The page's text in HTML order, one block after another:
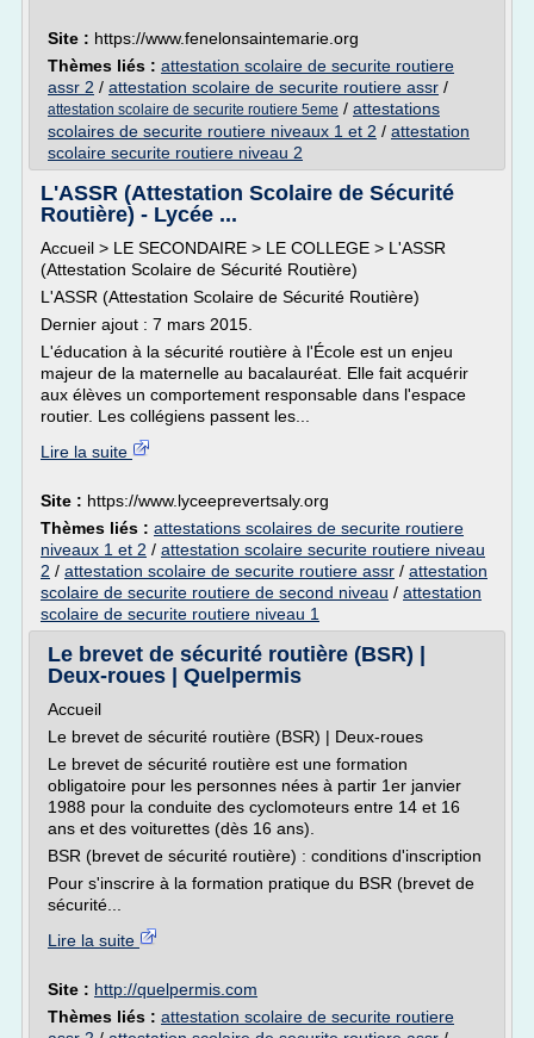
Site : https://www.fenelonsaintemarie.org
Thèmes liés : attestation scolaire de securite routiere
assr 2 / attestation scolaire de securite routiere assr /
attestation scolaire de securite routiere 5eme / attestations
scolaires de securite routiere niveaux 1 et 2 / attestation
scolaire securite routiere niveau 2
L'ASSR (Attestation Scolaire de Sécurité
Routière) - Lycée ...
Accueil > LE SECONDAIRE > LE COLLEGE > L'ASSR
(Attestation Scolaire de Sécurité Routière)
L'ASSR (Attestation Scolaire de Sécurité Routière)
Dernier ajout : 7 mars 2015.
L'éducation à la sécurité routière à l'École est un enjeu
majeur de la maternelle au bacalauréat. Elle fait acquérir
aux élèves un comportement responsable dans l'espace
routier. Les collégiens passent les...
Lire la suite
Site : https://www.lyceeprevertsaly.org
Thèmes liés : attestations scolaires de securite routiere
niveaux 1 et 2 / attestation scolaire securite routiere niveau
2 / attestation scolaire de securite routiere assr / attestation
scolaire de securite routiere de second niveau / attestation
scolaire de securite routiere niveau 1
Le brevet de sécurité routière (BSR) |
Deux-roues | Quelpermis
Accueil
Le brevet de sécurité routière (BSR) | Deux-roues
Le brevet de sécurité routière est une formation
obligatoire pour les personnes nées à partir 1er janvier
1988 pour la conduite des cyclomoteurs entre 14 et 16
ans et des voiturettes (dès 16 ans).
BSR (brevet de sécurité routière) : conditions d'inscription
Pour s'inscrire à la formation pratique du BSR (brevet de
sécurité...
Lire la suite
Site : http://quelpermis.com
Thèmes liés : attestation scolaire de securite routiere